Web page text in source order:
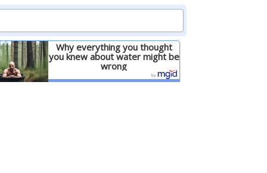
Why everything you thought
you knew about water might be
wrong